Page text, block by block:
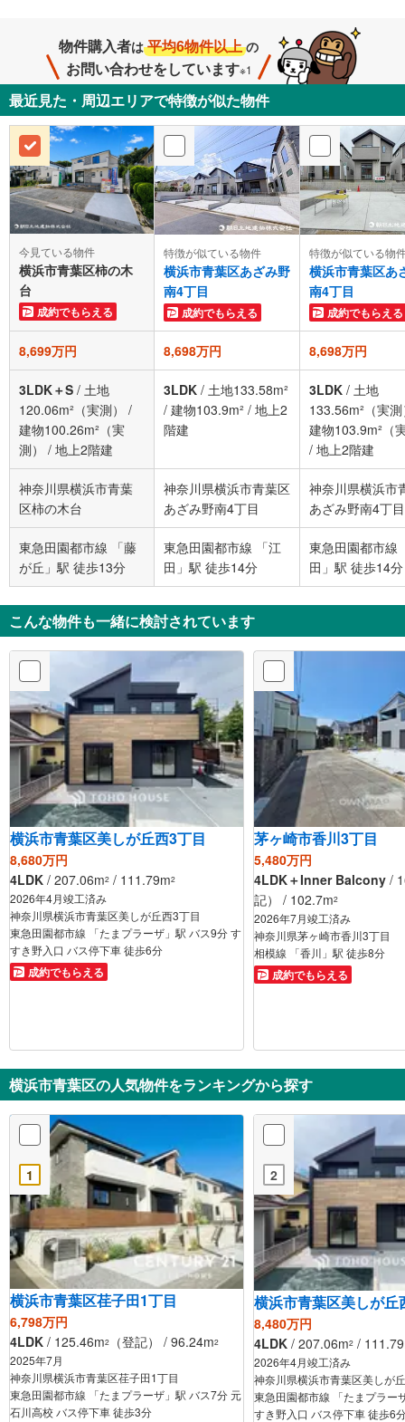
物件購入者は 平均6物件以上 の
お問い合わせをしています※1
最近見た・周辺エリアで特徴が似た物件
今見ている物件
横浜市青葉区柿の木
台
成約でもらえる
特徴が似ている物件
横浜市青葉区あざみ野
南4丁目
成約でもらえる
特徴が似ている物
横浜市青葉区あ
南4丁目
成約でもらえる
8,699万円 8,698万円 8,698万円
3LDK＋S / 土地
120.06m²（実測）
/
建物100.26m²（実
測）
/ 地上2階建
3LDK / 土地133.58m²
/ 建物103.9m² / 地上2
階建
3LDK / 土地
133.56m²（実
建物103.9m²（
/ 地上2階建
神奈川県横浜市青葉
区柿の木台
神奈川県横浜市青葉区
あざみ野南4丁目
神奈川県横浜市
あざみ野南4丁目
東急田園都市線 「藤
が丘」駅 徒歩13分
東急田園都市線 「江
田」駅 徒歩14分
東急田園都市線
田」駅 徒歩14分
こんな物件も一緒に検討されています
横浜市青葉区美しが丘西3丁目
8,680万円
4LDK / 207.06m2 / 111.79m2
2026年4月竣工済み
神奈川県横浜市青葉区美しが丘西3丁目
東急田園都市線 「たまプラーザ」駅 バス9分 す
すき野入口 バス停下車 徒歩6分
成約でもらえる
茅ヶ崎市香川3丁目
5,480万円
4LDK＋Inner Balcony /
記） / 102.7m2
2026年7月竣工済み
神奈川県茅ヶ崎市香川3丁目
相模線 「香川」駅 徒歩8分
成約でもらえる
横浜市青葉区の人気物件をランキングから探す
1
横浜市青葉区荏子田1丁目
6,798万円
4LDK / 125.46m2 （登記） / 96.24m2
2025年7月
神奈川県横浜市青葉区荏子田1丁目
東急田園都市線 「たまプラーザ」駅 バス7分 元
石川高校 バス停下車 徒歩3分
2
横浜市青葉区美しが丘
8,480万円
4LDK / 207.06m2 /
2026年4月竣工済み
神奈川県横浜市青葉区美しが
東急田園都市線 「たまプラー
すき野入口 バス停下車 徒歩